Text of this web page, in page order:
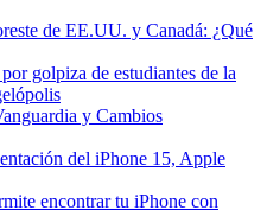
de EE.UU. y Canadá: ¿Qué
golpiza de estudiantes de la
y Cambios
del iPhone 15, Apple
encontrar tu iPhone con